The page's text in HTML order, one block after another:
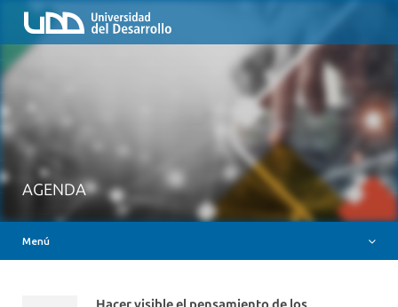
AGENDA
Menú
Inicio
QUIÉNES SOMOS
MESA AYUDA CANVAS
INSIGNIAS DIGITALES